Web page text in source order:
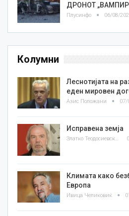
ДРОНОТ
Плусинфо 06/08/
Колумни
Леснотијата на
еден мировен
Азис Положани 07/
Исправена земја
Златко Теодосиевски
Климата како
Европа
Ивица Челиковиќ